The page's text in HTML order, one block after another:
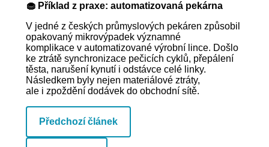
🧁 Příklad z praxe: automatizovaná pekárna
V jedné z českých průmyslových pekáren způsobil
opakovaný mikrovýpadek významné
komplikace v automatizované výrobní lince. Došlo
ke ztrátě synchronizace pečicích cyklů, přepálení
těsta, narušení kynutí i odstávce celé linky.
Následkem byly nejen materiálové ztráty,
ale i zpoždění dodávek do obchodní sítě.
Předchozí článek